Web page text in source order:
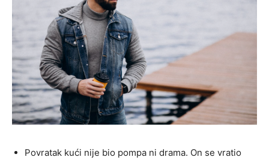
Povratak kući nije bio pompa ni drama. On se vratio